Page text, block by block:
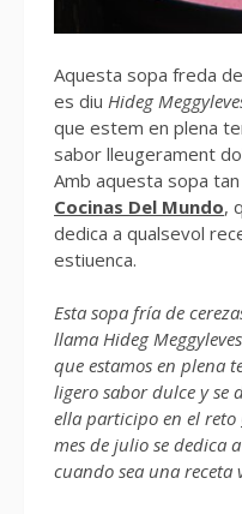
Aquesta sopa freda
es diu Hideg
que estem en plena
sabor lleugerament
Amb aquesta sopa
Cocinas Del Mundo,
dedica a qualsevol
estiuenca.
Esta sopa fría de
llama Hideg
que estamos en plena
ligero sabor dulce y se
ella participo en el reto
mes de julio se dedica
cuando sea una receta